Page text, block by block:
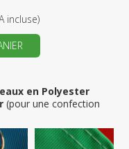
incluse)
en Polyester
(pour une confection